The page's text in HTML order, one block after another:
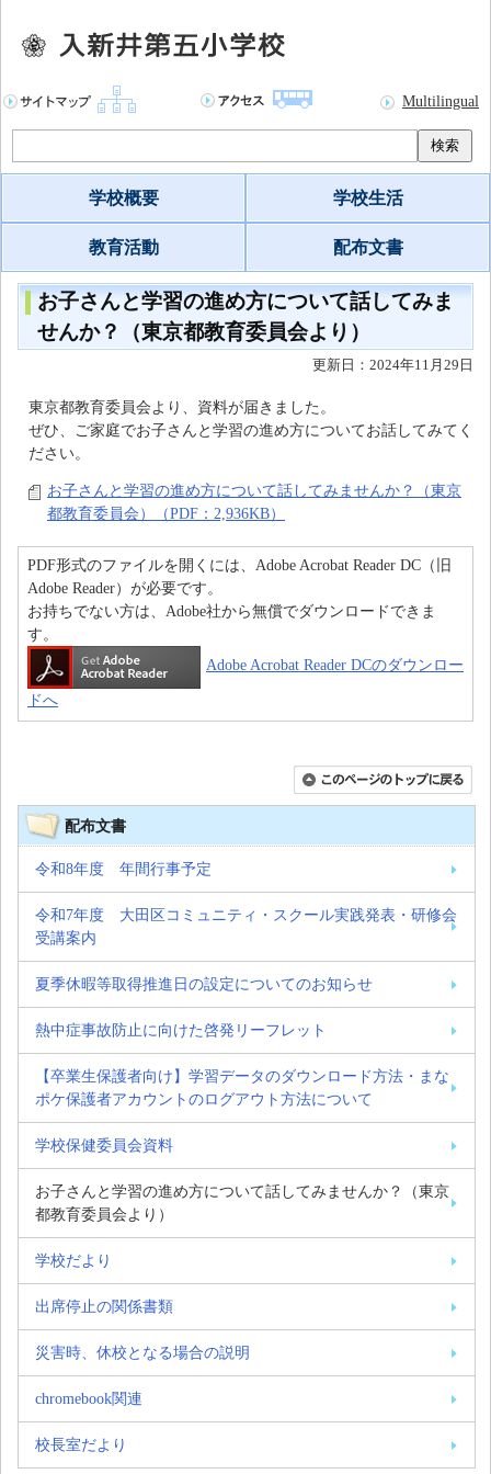
Multilingual
検索
学校概要 学校生活
教育活動 配布文書
お子さんと学習の進め方について話してみま
せんか？（東京都教育委員会より）
更新日：2024年11月29日
東京都教育委員会より、資料が届きました。
ぜひ、ご家庭でお子さんと学習の進め方についてお話してみてく
ださい。
お子さんと学習の進め方について話してみませんか？（東京
都教育委員会）（PDF：2,936KB）
PDF形式のファイルを開くには、Adobe Acrobat Reader DC（旧
Adobe Reader）が必要です。
お持ちでない方は、Adobe社から無償でダウンロードできま
す。
Adobe Acrobat Reader DCのダウンロー
ドへ
配布文書
令和8年度 年間行事予定
令和7年度 大田区コミュニティ・スクール実践発表・研修会
受講案内
夏季休暇等取得推進日の設定についてのお知らせ
熱中症事故防止に向けた啓発リーフレット
【卒業生保護者向け】学習データのダウンロード方法・まな
ポケ保護者アカウントのログアウト方法について
学校保健委員会資料
お子さんと学習の進め方について話してみませんか？（東京
都教育委員会より）
学校だより
出席停止の関係書類
災害時、休校となる場合の説明
chromebook関連
校長室だより